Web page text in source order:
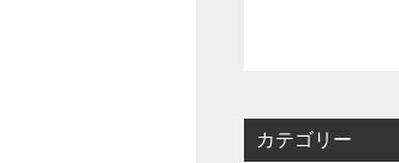
カテゴリー